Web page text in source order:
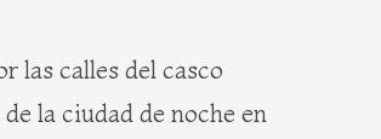
las calles del casco
la ciudad de noche en